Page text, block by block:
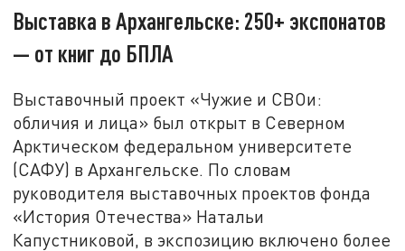
Выставка в Архангельске: 250+ экспонатов
— от книг до БПЛА
Выставочный проект «Чужие и СВОи:
обличия и лица» был открыт в Северном
Арктическом федеральном университете
(САФУ) в Архангельске. По словам
руководителя выставочных проектов фонда
«История Отечества» Натальи
Капустниковой, в экспозицию включено более